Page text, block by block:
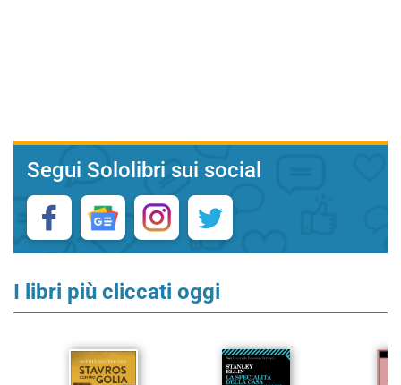
Segui Sololibri sui social
I libri più cliccati oggi